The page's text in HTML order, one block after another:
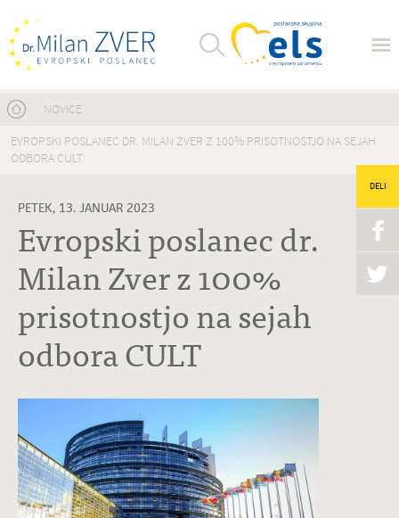
Nahajate se tukaj
NOVICE
EVROPSKI POSLANEC DR. MILAN ZVER Z 100% PRISOTNOSTJO NA SEJAH
ODBORA CULT
PETEK, 13. JANUAR 2023
Evropski poslanec dr.
Milan Zver z 100%
prisotnostjo na sejah
odbora CULT
DELI